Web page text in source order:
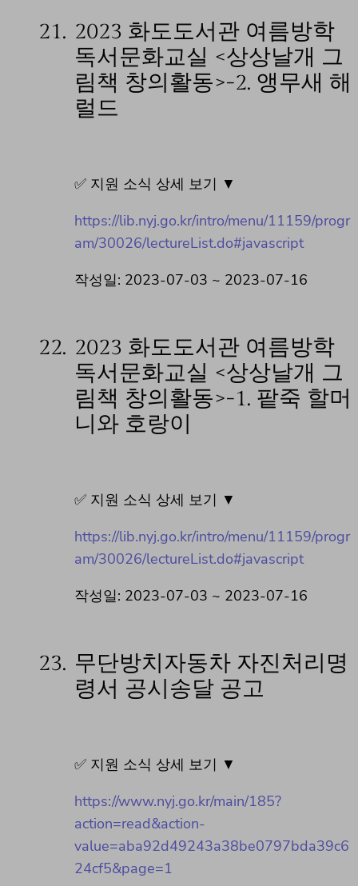
21. 2023 화도도서관 여름방학
독서문화교실 <상상날개 그
림책 창의활동>-2. 앵무새 해
럴드
✅ 지원 소식 상세 보기 ▼
https://lib.nyj.go.kr/intro/menu/11159/progr
am/30026/lectureList.do#javascript
작성일: 2023-07-03 ~ 2023-07-16
22. 2023 화도도서관 여름방학
독서문화교실 <상상날개 그
림책 창의활동>-1. 팥죽 할머
니와 호랑이
✅ 지원 소식 상세 보기 ▼
https://lib.nyj.go.kr/intro/menu/11159/progr
am/30026/lectureList.do#javascript
작성일: 2023-07-03 ~ 2023-07-16
23. 무단방치자동차 자진처리명
령서 공시송달 공고
✅ 지원 소식 상세 보기 ▼
https://www.nyj.go.kr/main/185?
action=read&action-
value=aba92d49243a38be0797bda39c6
24cf5&page=1